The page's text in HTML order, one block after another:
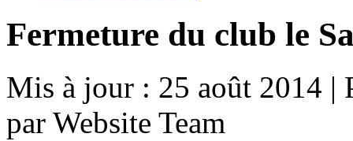
Fermeture du club le
Mis à jour : 25 août 2014 |
par Website Team